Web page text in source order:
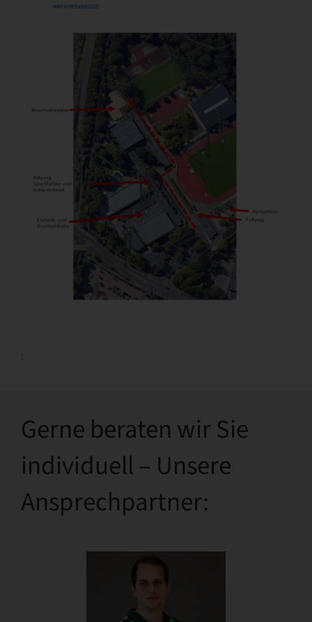
:
Gerne beraten wir Sie
individuell – Unsere
Ansprechpartner: